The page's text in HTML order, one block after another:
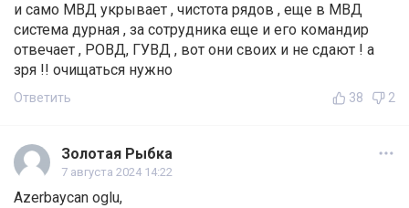
и само МВД укрывает , чистота рядов , еще в МВД
система дурная , за сотрудника еще и его командир
отвечает , РОВД, ГУВД , вот они своих и не сдают ! а
зря !! очищаться нужно
Ответить 38 2
Золотая Рыбка
7 августа 2024 14:22
Azerbaycan oglu,